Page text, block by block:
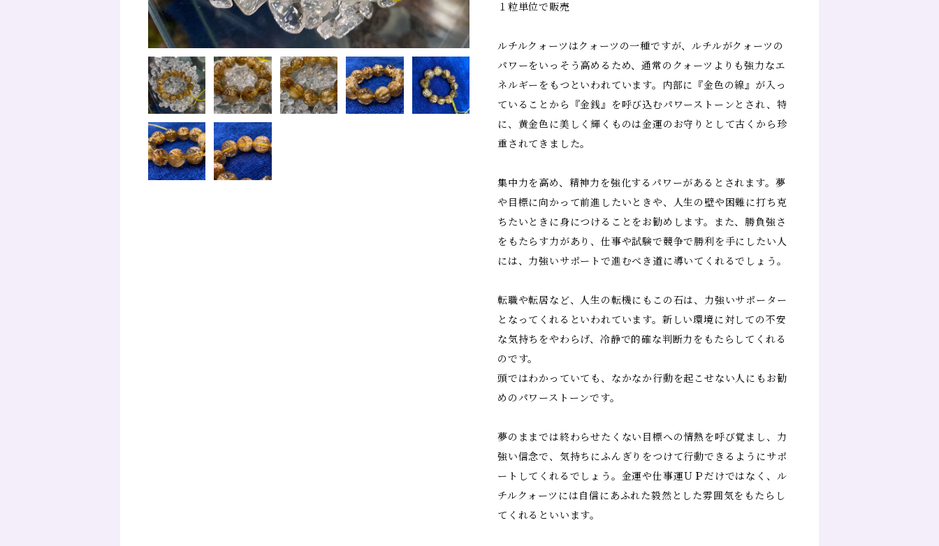
１粒単位で販売
ルチルクォーツはクォーツの一種ですが、ルチルがクォーツの
パワーをいっそう高めるため、通常のクォーツよりも強力なエ
ネルギーをもつといわれています。内部に『金色の線』が入っ
ていることから『金銭』を呼び込むパワーストーンとされ、特
に、黄金色に美しく輝くものは金運のお守りとして古くから珍
重されてきました。
集中力を高め、精神力を強化するパワーがあるとされます。夢
や目標に向かって前進したいときや、人生の壁や困難に打ち克
ちたいときに身につけることをお勧めします。また、勝負強さ
をもたらす力があり、仕事や試験で競争で勝利を手にしたい人
には、力強いサポートで進むべき道に導いてくれるでしょう。
転職や転居など、人生の転機にもこの石は、力強いサポーター
となってくれるといわれています。新しい環境に対しての不安
な気持ちをやわらげ、冷静で的確な判断力をもたらしてくれる
のです。
頭ではわかっていても、なかなか行動を起こせない人にもお勧
めのパワーストーンです。
夢のままでは終わらせたくない目標への情熱を呼び覚まし、力
強い信念で、気持ちにふんぎりをつけて行動できるようにサポ
ートしてくれるでしょう。金運や仕事運ＵＰだけではなく、ル
チルクォーツには自信にあふれた毅然とした雰囲気をもたらし
てくれるといいます。